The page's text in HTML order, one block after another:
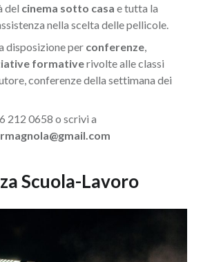
del cinema sotto casa e tutta la
nella scelta delle pellicole.
disposizione per conferenze,
formativerivolte alle classi
conferenze della settimana dei
212 0658 o scrivi a
Scuola-Lavoro